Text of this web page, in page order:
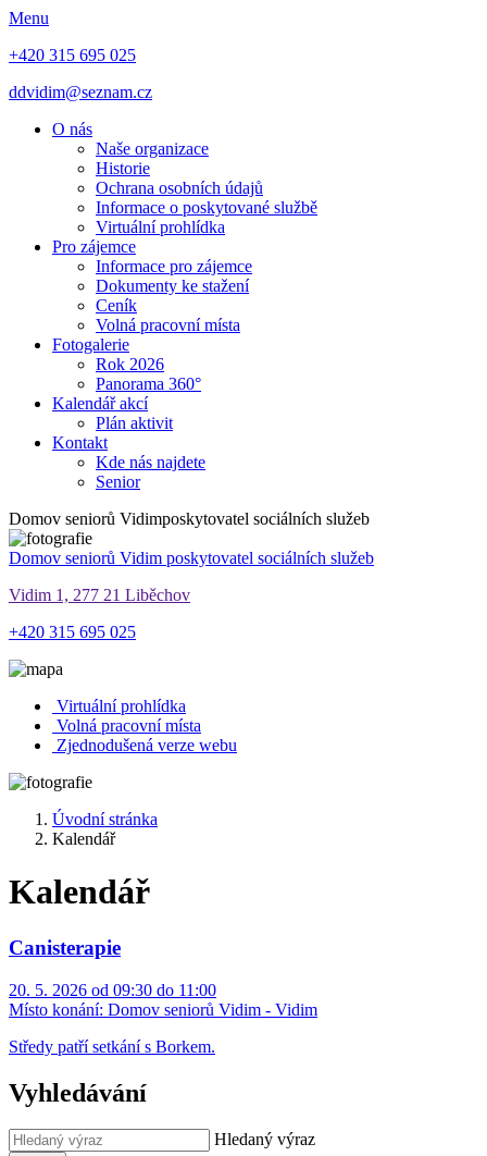
Menu
+420 315 695 025
ddvidim@seznam.cz
O nás
Naše organizace
Historie
Ochrana osobních údajů
Informace o poskytované službě
Virtuální prohlídka
Pro zájemce
Informace pro zájemce
Dokumenty ke stažení
Ceník
Volná pracovní místa
Fotogalerie
Rok 2026
Panorama 360°
Kalendář akcí
Plán aktivit
Kontakt
Kde nás najdete
Senior
Domov seniorů Vidimposkytovatel sociálních služeb
Domov seniorů Vidim poskytovatel sociálních služeb
Vidim 1, 277 21 Liběchov
+420 315 695 025
Virtuální prohlídka
Volná pracovní místa
Zjednodušená verze webu
Úvodní stránka
Kalendář
Kalendář
Canisterapie
20. 5. 2026 od 09:30 do 11:00
Místo konání: Domov seniorů Vidim - Vidim
Středy patří setkání s Borkem.
Vyhledávání
Hledaný výraz